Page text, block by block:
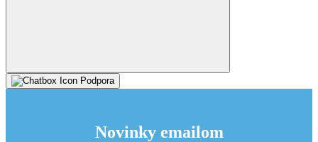
Podpora
Novinky emailom